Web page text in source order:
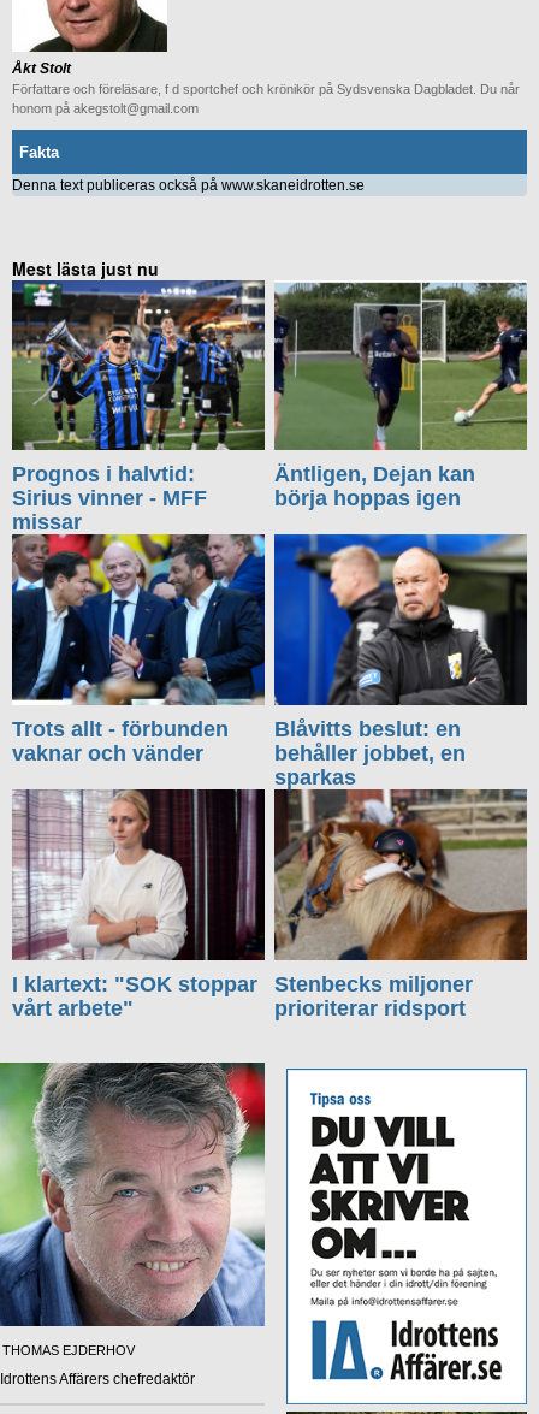
Åkt Stolt
Författare och föreläsare, f d sportchef och krönikör på Sydsvenska Dagbladet. Du når
honom på akegstolt@gmail.com
Fakta
Denna text publiceras också på www.skaneidrotten.se
Mest lästa just nu
Prognos i halvtid:
Sirius vinner - MFF
missar
Äntligen, Dejan kan
börja hoppas igen
Trots allt - förbunden
vaknar och vänder
Blåvitts beslut: en
behåller jobbet, en
sparkas
I klartext: "SOK stoppar
vårt arbete"
Stenbecks miljoner
prioriterar ridsport
THOMAS EJDERHOV
Idrottens Affärers chefredaktör